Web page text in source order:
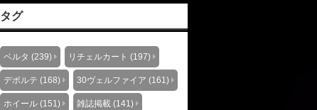
タグ
ベルタ (239) リチェルカート (197)
デポルテ (168) 30ヴェルファイア (161)
ホイール (151) 雑誌掲載 (141)